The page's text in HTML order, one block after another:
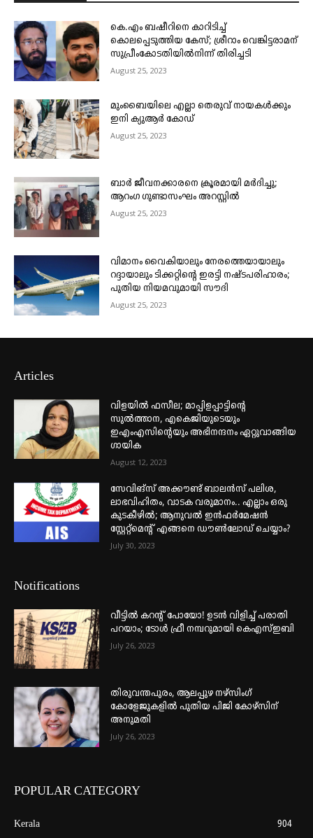
കെ.എം ബഷീറിനെ കാറിടിച്ച്
കൊലപ്പെടുത്തിയ കേസ്; ശ്രീറാം വെങ്കിട്ടരാമന്
സുപ്രീംകോടതിയിൽനിന്ന് തിരിച്ചടി
August 25, 2023
മുംബൈയിലെ എല്ലാ തെരുവ് നായകൾക്കും
ഇനി ക്യുആർ കോഡ്
August 25, 2023
ബാർ ജീവനക്കാരനെ ക്രൂരമായി മർദിച്ചു;
ആറംഗ ഗുണ്ടാസംഘം അറസ്റ്റിൽ
August 25, 2023
വിമാനം വൈകിയാലും നേരത്തെയായാലും
റദ്ദായാലും ടിക്കറ്റിന്റെ ഇരട്ടി നഷ്ടപരിഹാരം;
പുതിയ നിയമവുമായി സൗദി
August 25, 2023
Articles
വിളയിൽ ഫസീല; മാപ്പിളപ്പാട്ടിന്റെ
സുൽത്താന, എകെജിയുടെയും
ഇഎംഎസിന്റെയും അഭിനന്ദനം ഏറ്റുവാങ്ങിയ
ഗായിക
August 12, 2023
സേവിങ്സ് അക്കൗണ്ട് ബാലൻസ് പലിശ,
ലാഭവിഹിതം, വാടക വരുമാനം.. എല്ലാം ഒരു
കുടകീഴിൽ; ആനുവൽ ഇൻഫർമേഷൻ
സ്റ്റേറ്റ്മെന്റ് എങ്ങനെ ഡൗൺലോഡ് ചെയ്യാം?
July 30, 2023
Notifications
വീട്ടില്‍ കറന്റ് പോയോ! ഉടന്‍ വിളിച്ച് പരാതി
പറയാം; ടോള്‍ ഫ്രീ നമ്പറുമായി കെഎസ്ഇബി
July 26, 2023
തിരുവന്തപുരം, ആലപ്പുഴ നഴ്‌സിംഗ്
കോളേജുകളില്‍ പുതിയ പിജി കോഴ്‌സിന്
അനുമതി
July 26, 2023
POPULAR CATEGORY
Kerala 904